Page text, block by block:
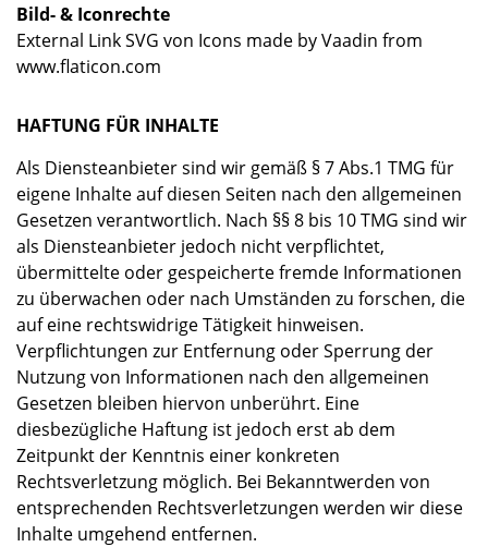
Bild- & Iconrechte
External Link SVG von Icons made byVaadin from
www.flaticon.com
HAFTUNG FÜR INHALTE
Als Diensteanbieter sind wir gemäß § 7 Abs.1 TMG für
eigene Inhalte auf diesen Seiten nach den allgemeinen
Gesetzen verantwortlich. Nach §§ 8 bis 10 TMG sind wir
als Diensteanbieter jedoch nicht verpflichtet,
übermittelte oder gespeicherte fremde Informationen
zu überwachen oder nach Umständen zu forschen, die
auf eine rechtswidrige Tätigkeit hinweisen.
Verpflichtungen zur Entfernung oder Sperrung der
Nutzung von Informationen nach den allgemeinen
Gesetzen bleiben hiervon unberührt. Eine
diesbezügliche Haftung ist jedoch erst ab dem
Zeitpunkt der Kenntnis einer konkreten
Rechtsverletzung möglich. Bei Bekanntwerden von
entsprechenden Rechtsverletzungen werden wir diese
Inhalte umgehend entfernen.